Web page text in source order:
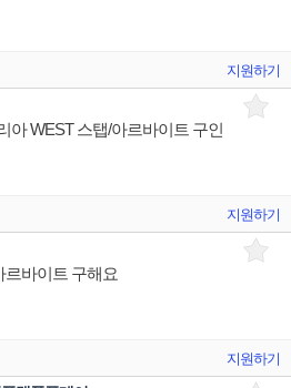
지원하기
아 WEST 스탭/아르바이트 구인
지원하기
르바이트 구해요
지원하기